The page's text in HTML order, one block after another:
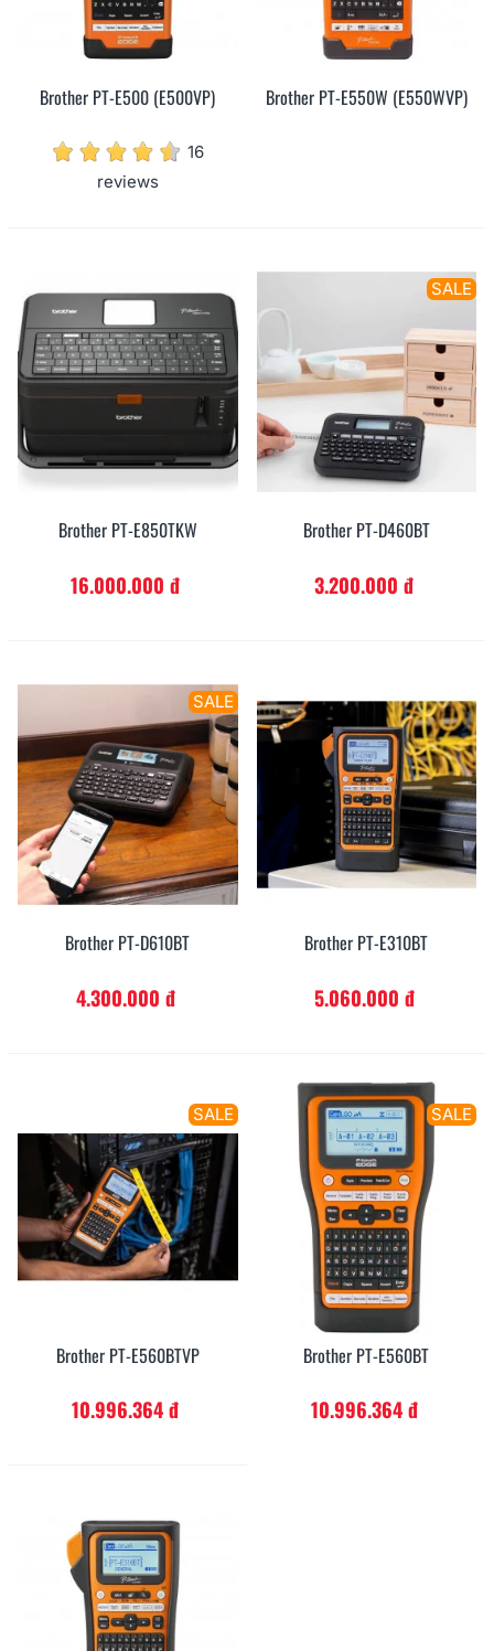
Brother PT-E500 (E500VP)
16
reviews
Brother PT-E550W (E550WVP)
Brother PT-E850TKW
16.000.000 đ
SALE
Brother PT-D460BT
3.200.000 đ
SALE
Brother PT-D610BT
4.300.000 đ
Brother PT-E310BT
5.060.000 đ
SALE
Brother PT-E560BTVP
10.996.364 đ
SALE
Brother PT-E560BT
10.996.364 đ